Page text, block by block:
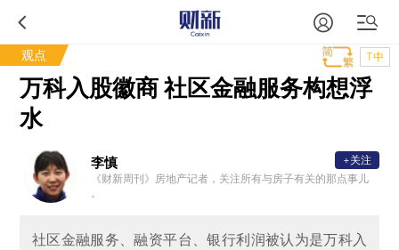
观点 T中
万科入股徽商 社区金融服务构想浮
水
李慎
《财新周刊》房地产记者，关注所有与房子有关的那点事儿
。
+关注
社区金融服务、融资平台、银行利润被认为是万科入